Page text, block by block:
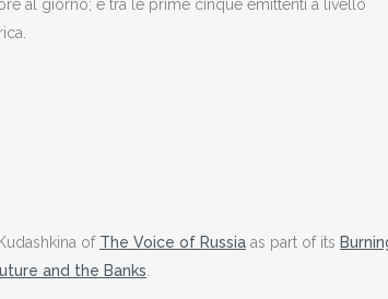
al giorno; è tra le prime cinque emittenti a livello
of The Voice of Russia as part of its
and the Banks